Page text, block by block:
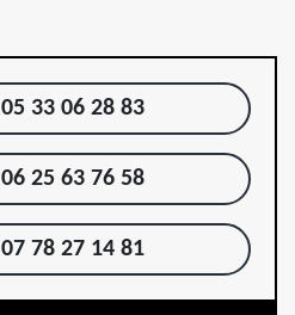
05 33 06 28 83
06 25 63 76 58
07 78 27 14 81